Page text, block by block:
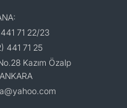
71 22/23
441 71 25
Kazım Özalp